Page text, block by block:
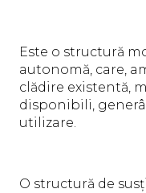
Este o structură
autonomă, care,
clădire existentă,
disponibili,
utilizare.
O structură de